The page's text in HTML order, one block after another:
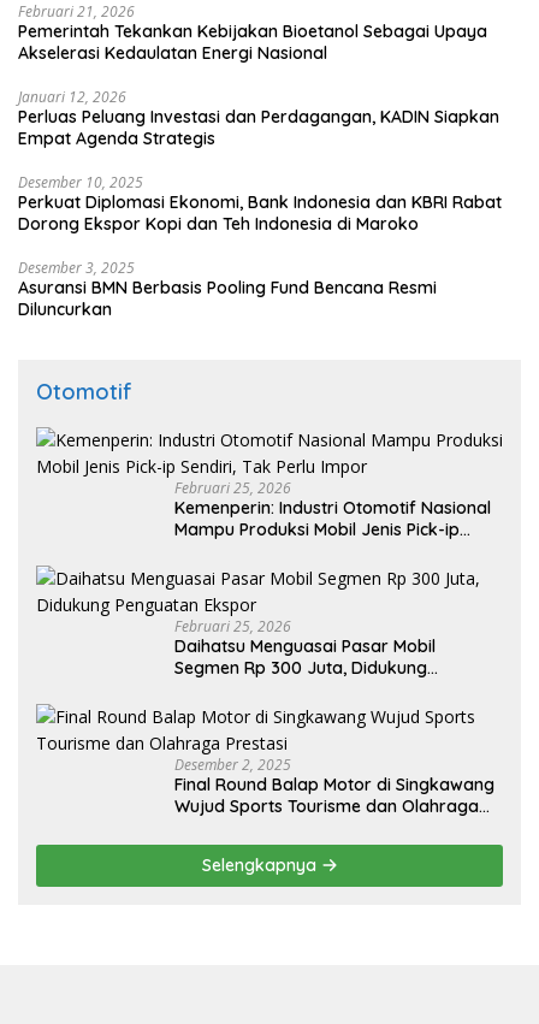
Februari 21, 2026
Pemerintah Tekankan Kebijakan Bioetanol Sebagai Upaya
Akselerasi Kedaulatan Energi Nasional
Januari 12, 2026
Perluas Peluang Investasi dan Perdagangan, KADIN Siapkan
Empat Agenda Strategis
Desember 10, 2025
Perkuat Diplomasi Ekonomi, Bank Indonesia dan KBRI Rabat
Dorong Ekspor Kopi dan Teh Indonesia di Maroko
Desember 3, 2025
Asuransi BMN Berbasis Pooling Fund Bencana Resmi
Diluncurkan
Otomotif
Februari 25, 2026
Kemenperin: Industri Otomotif Nasional
Mampu Produksi Mobil Jenis Pick-ip
Februari 25, 2026
Daihatsu Menguasai Pasar Mobil
Segmen Rp 300 Juta, Didukung
Desember 2, 2025
Final Round Balap Motor di Singkawang
Wujud Sports Tourisme dan Olahraga
Selengkapnya